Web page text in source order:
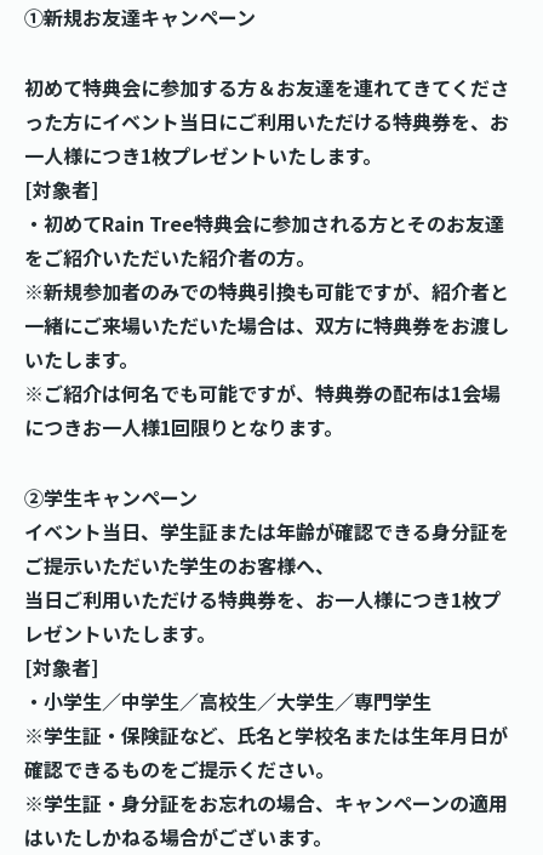
①新規お友達キャンペーン
初めて特典会に参加する方＆お友達を連れてきてくださ
った方にイベント当日にご利用いただける特典券を、お
一人様につき1枚プレゼントいたします。
[対象者]
・初めてRain Tree特典会に参加される方とそのお友達
をご紹介いただいた紹介者の方。
※新規参加者のみでの特典引換も可能ですが、紹介者と
一緒にご来場いただいた場合は、双方に特典券をお渡し
いたします。
※ご紹介は何名でも可能ですが、特典券の配布は1会場
につきお一人様1回限りとなります。
②学生キャンペーン
イベント当日、学生証または年齢が確認できる身分証を
ご提示いただいた学生のお客様へ、
当日ご利用いただける特典券を、お一人様につき1枚プ
レゼントいたします。
[対象者]
・小学生／中学生／高校生／大学生／専門学生
※学生証・保険証など、氏名と学校名または生年月日が
確認できるものをご提示ください。
※学生証・身分証をお忘れの場合、キャンペーンの適用
はいたしかねる場合がございます。